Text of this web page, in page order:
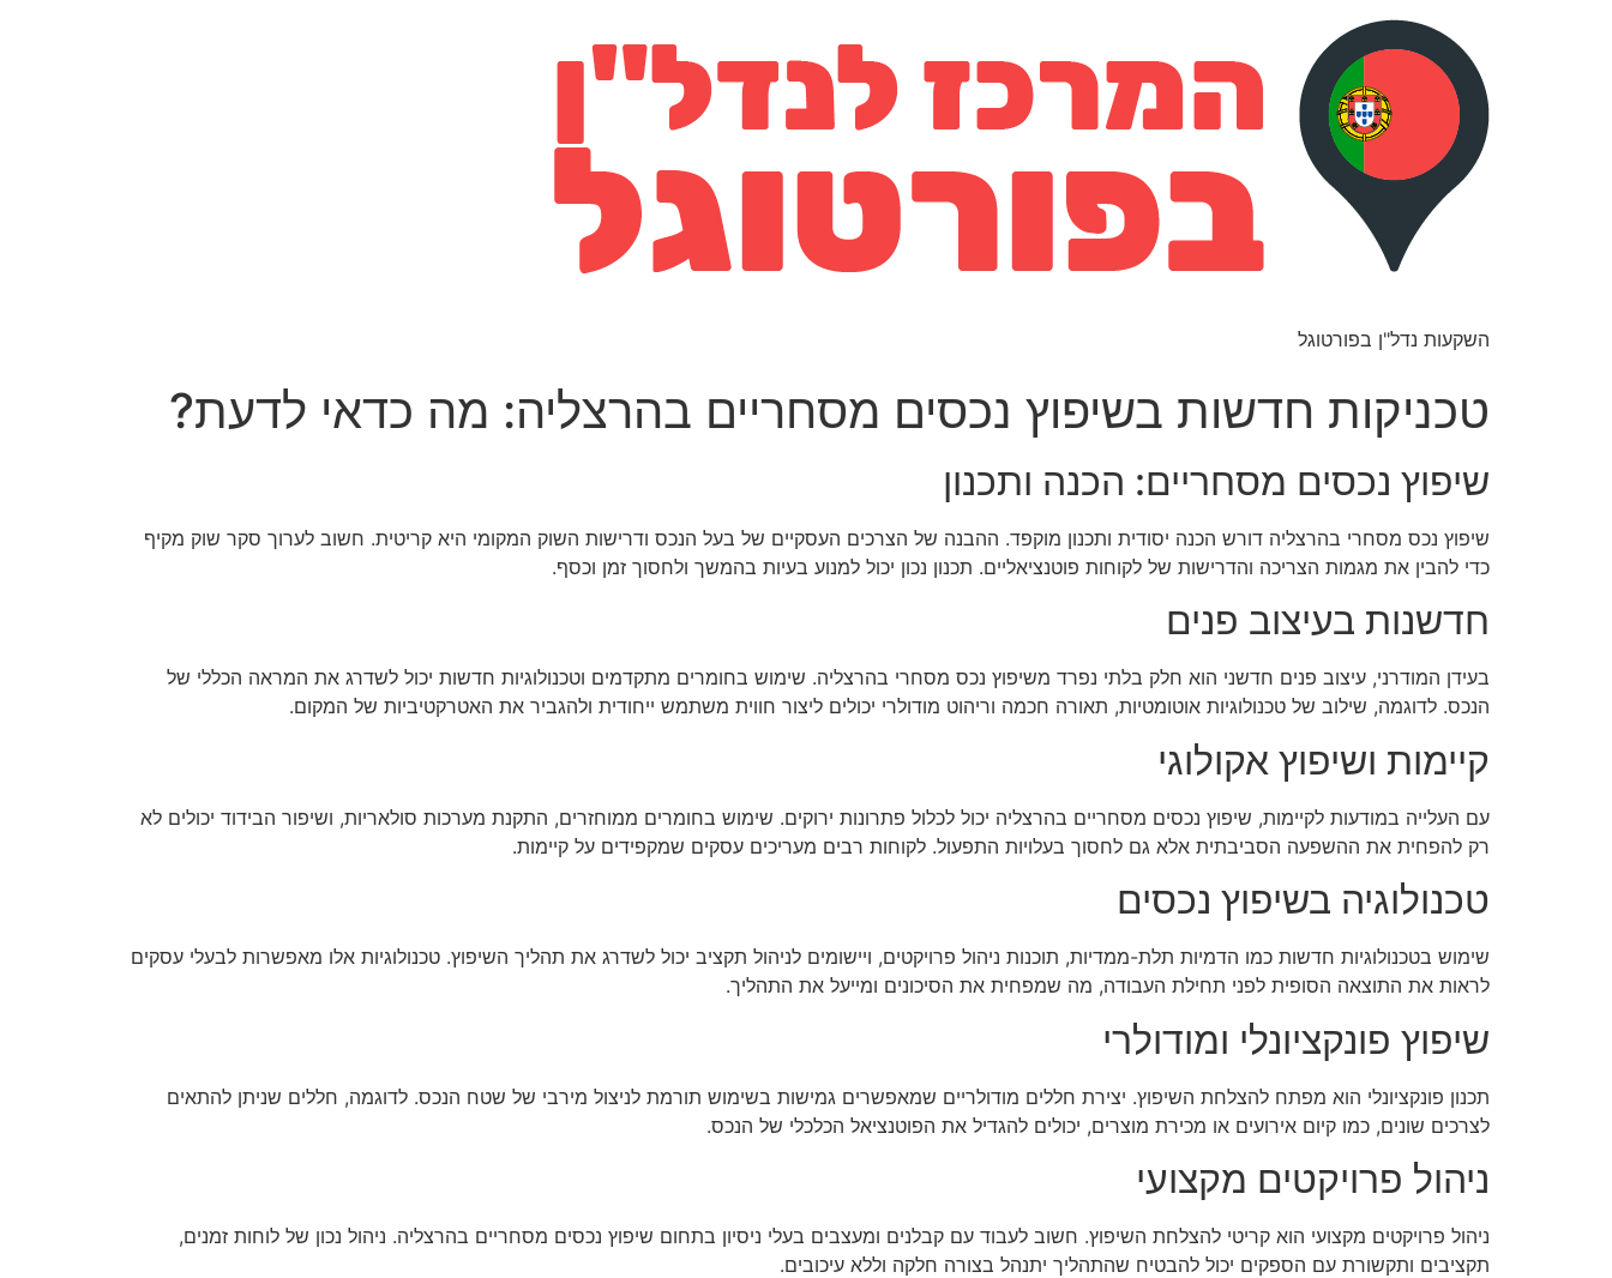
השקעות נדל"ן בפורטוגל
טכניקות חדשות בשיפוץ נכסים מסחריים בהרצליה: מה כדאי לדעת?
שיפוץ נכסים מסחריים: הכנה ותכנון
שיפוץ נכס מסחרי בהרצליה דורש הכנה יסודית ותכנון מוקפד. ההבנה של הצרכים העסקיים של בעל הנכס ודרישות השוק המקומי היא קריטית. חשוב לערוך סקר שוק מקיף
כדי להבין את מגמות הצריכה והדרישות של לקוחות פוטנציאליים. תכנון נכון יכול למנוע בעיות בהמשך ולחסוך זמן וכסף.
חדשנות בעיצוב פנים
בעידן המודרני, עיצוב פנים חדשני הוא חלק בלתי נפרד משיפוץ נכס מסחרי בהרצליה. שימוש בחומרים מתקדמים וטכנולוגיות חדשות יכול לשדרג את המראה הכללי של
הנכס. לדוגמה, שילוב של טכנולוגיות אוטומטיות, תאורה חכמה וריהוט מודולרי יכולים ליצור חווית משתמש ייחודית ולהגביר את האטרקטיביות של המקום.
קיימות ושיפוץ אקולוגי
עם העלייה במודעות לקיימות, שיפוץ נכסים מסחריים בהרצליה יכול לכלול פתרונות ירוקים. שימוש בחומרים ממוחזרים, התקנת מערכות סולאריות, ושיפור הבידוד יכולים לא
רק להפחית את ההשפעה הסביבתית אלא גם לחסוך בעלויות התפעול. לקוחות רבים מעריכים עסקים שמקפידים על קיימות.
טכנולוגיה בשיפוץ נכסים
שימוש בטכנולוגיות חדשות כמו הדמיות תלת-ממדיות, תוכנות ניהול פרויקטים, ויישומים לניהול תקציב יכול לשדרג את תהליך השיפוץ. טכנולוגיות אלו מאפשרות לבעלי עסקים
לראות את התוצאה הסופית לפני תחילת העבודה, מה שמפחית את הסיכונים ומייעל את התהליך.
שיפוץ פונקציונלי ומודולרי
תכנון פונקציונלי הוא מפתח להצלחת השיפוץ. יצירת חללים מודולריים שמאפשרים גמישות בשימוש תורמת לניצול מירבי של שטח הנכס. לדוגמה, חללים שניתן להתאים
לצרכים שונים, כמו קיום אירועים או מכירת מוצרים, יכולים להגדיל את הפוטנציאל הכלכלי של הנכס.
ניהול פרויקטים מקצועי
ניהול פרויקטים מקצועי הוא קריטי להצלחת השיפוץ. חשוב לעבוד עם קבלנים ומעצבים בעלי ניסיון בתחום שיפוץ נכסים מסחריים בהרצליה. ניהול נכון של לוחות זמנים,
תקציבים ותקשורת עם הספקים יכול להבטיח שהתהליך יתנהל בצורה חלקה וללא עיכובים.